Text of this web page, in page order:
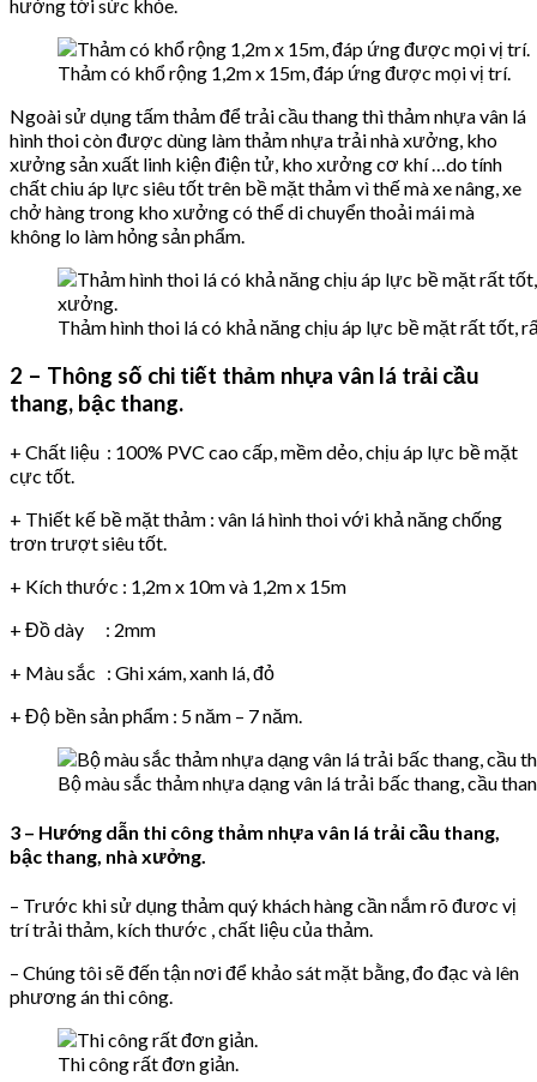
hưởng tới sức khỏe.
Thảm có khổ rộng 1,2m x 15m, đáp ứng được mọi vị trí.
Ngoài sử dụng tấm thảm để trải cầu thang thì thảm nhựa vân lá
hình thoi còn được dùng làm thảm nhựa trải nhà xưởng, kho
xưởng sản xuất linh kiện điện tử, kho xưởng cơ khí …do tính
chất chiu áp lực siêu tốt trên bề mặt thảm vì thế mà xe nâng, xe
chở hàng trong kho xưởng có thể di chuyển thoải mái mà
không lo làm hỏng sản phẩm.
Thảm hình thoi lá có khả năng chịu áp lực bề mặt rất tốt,
2 – Thông số chi tiết thảm nhựa vân lá trải cầu
thang, bậc thang.
+ Chất liệu : 100% PVC cao cấp, mềm dẻo, chịu áp lực bề mặt
cực tốt.
+ Thiết kế bề mặt thảm : vân lá hình thoi với khả năng chống
trơn trượt siêu tốt.
+ Kích thước : 1,2m x 10m và 1,2m x 15m
+ Đồ dày : 2mm
+ Màu sắc : Ghi xám, xanh lá, đỏ
+ Độ bền sản phẩm : 5 năm – 7 năm.
Bộ màu sắc thảm nhựa dạng vân lá trải bấc thang, cầu
3 – Hướng dẫn thi công thảm nhựa vân lá trải cầu thang,
bậc thang, nhà xưởng.
– Trước khi sử dụng thảm quý khách hàng cần nắm rõ đươc vị
trí trải thảm, kích thước , chất liệu của thảm.
– Chúng tôi sẽ đến tận nơi để khảo sát mặt bằng, đo đạc và lên
phương án thi công.
Thi công rất đơn giản.